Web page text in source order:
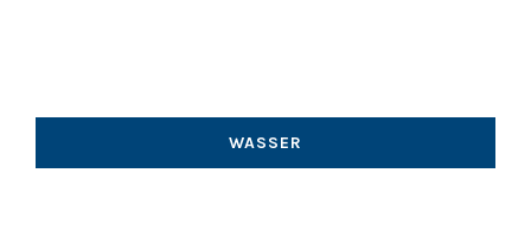
WASSER